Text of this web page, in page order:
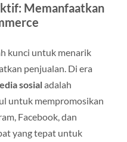
Memanfaatkan
kunci untuk menarik
penjualan. Di era
sosialadalah
untuk mempromosikan
Facebook, dan
yang tepat untuk